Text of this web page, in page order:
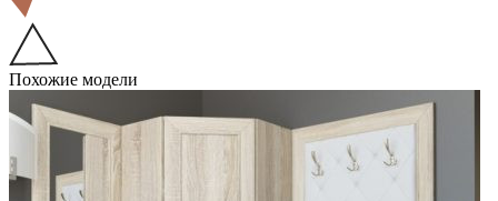
Похожие модели